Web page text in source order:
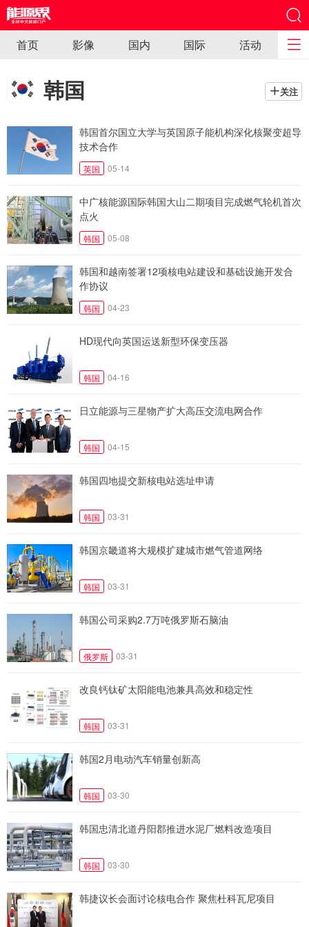
首页 影像 国内 国际 活动
韩国 关注
韩国首尔国立大学与英国原子能机构深化核聚变超导
技术合作
英国 05-14
中广核能源国际韩国大山二期项目完成燃气轮机首次
点火
韩国 05-08
韩国和越南签署12项核电站建设和基础设施开发合
作协议
韩国 04-23
HD现代向英国运送新型环保变压器
韩国 04-16
日立能源与三星物产扩大高压交流电网合作
韩国 04-15
韩国四地提交新核电站选址申请
韩国 03-31
韩国京畿道将大规模扩建城市燃气管道网络
韩国 03-31
韩国公司采购2.7万吨俄罗斯石脑油
俄罗斯 03-31
改良钙钛矿太阳能电池兼具高效和稳定性
韩国 03-31
韩国2月电动汽车销量创新高
韩国 03-30
韩国忠清北道丹阳郡推进水泥厂燃料改造项目
韩国 03-30
韩捷议长会面讨论核电合作 聚焦杜科瓦尼项目